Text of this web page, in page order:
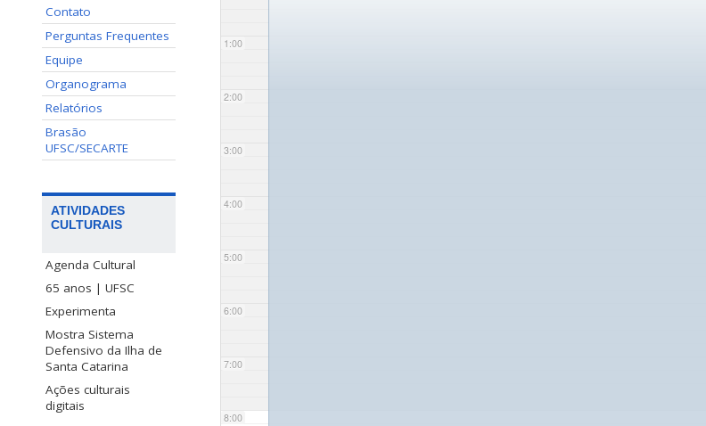
Contato
Perguntas Frequentes
Equipe
Organograma
Relatórios
Brasão
UFSC/SECARTE
ATIVIDADES
CULTURAIS
Agenda Cultural
65 anos | UFSC
Experimenta
Mostra Sistema
Defensivo da Ilha de
Santa Catarina
Ações culturais
digitais
1:00
2:00
3:00
4:00
5:00
6:00
7:00
8:00